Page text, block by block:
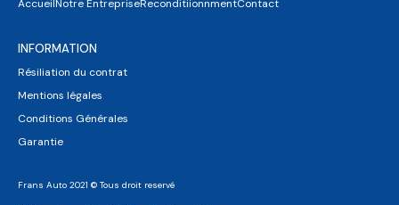
AccueilNotre EntrepriseReconditiionnmentContact
INFORMATION
Résiliation du contrat
Mentions légales
Conditions Générales
Garantie
Frans Auto 2021 © Tous droit reservé